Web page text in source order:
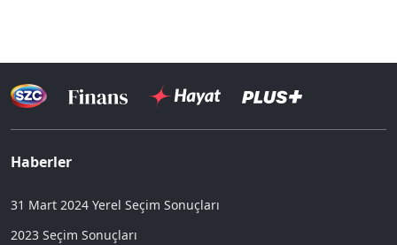
Haberler
31 Mart 2024 Yerel Seçim Sonuçları
2023 Seçim Sonuçları